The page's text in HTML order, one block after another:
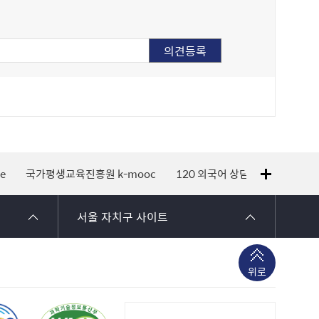
국가평생교육진흥원 k-mooc 120 외국어 상담 지적측량
서울 자치구 사이트
위로